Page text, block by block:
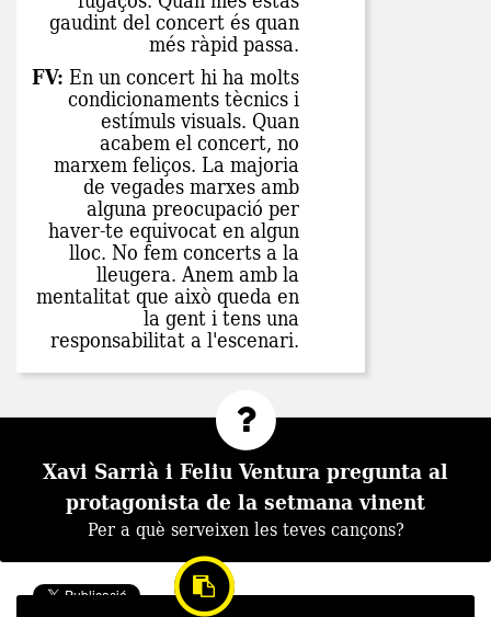
gaudint del concert és quan
més ràpid passa.
FV: En un concert hi ha molts
condicionaments tècnics i
estímuls visuals. Quan
acabem el concert, no
marxem feliços. La majoria
de vegades marxes amb
alguna preocupació per
haver-te equivocat en algun
lloc. No fem concerts a la
lleugera. Anem amb la
mentalitat que això queda en
la gent i tens una
responsabilitat a l'escenari.
Xavi Sarrià i Feliu Ventura pregunta al
protagonista de la setmana vinent
Per a què serveixen les teves cançons?